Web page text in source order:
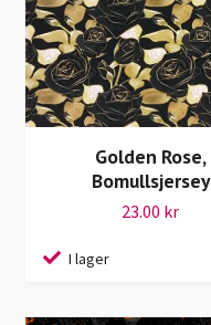
Golden Rose,
Bomullsjersey
23.00 kr
I lager